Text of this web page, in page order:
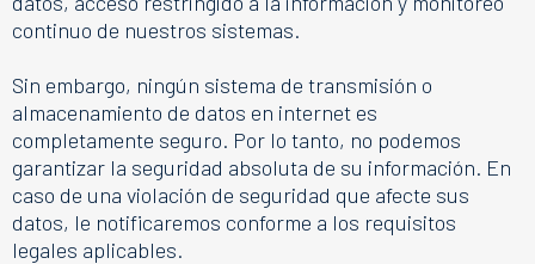
continuo de nuestros sistemas.
Sin embargo, ningún sistema de transmisión o
almacenamiento de datos en internet es
completamente seguro. Por lo tanto, no podemos
garantizar la seguridad absoluta de su información. En
caso de una violación de seguridad que afecte sus
datos, le notificaremos conforme a los requisitos
legales aplicables.